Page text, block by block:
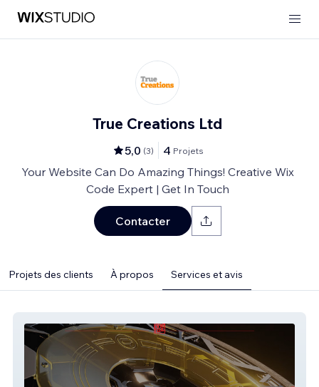
True Creations Ltd
5,0 (3) 4 Projets
Your Website Can Do Amazing Things! Creative Wix
Code Expert | Get In Touch
Contacter
Projets des clients À propos Services et avis